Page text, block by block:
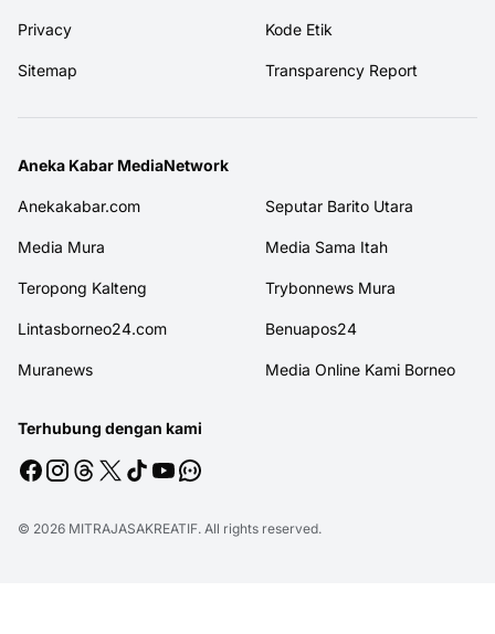
Privacy Kode Etik
Sitemap Transparency Report
Aneka Kabar MediaNetwork
Anekakabar.com Seputar Barito Utara
Media Mura Media Sama Itah
Teropong Kalteng Trybonnews Mura
Lintasborneo24.com Benuapos24
Muranews Media Online Kami Borneo
Terhubung dengan kami
© 2026 MITRAJASAKREATIF. All rights reserved.